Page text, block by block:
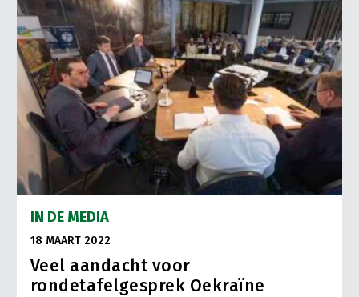
IN DE MEDIA
18 MAART 2022
Veel aandacht voor
rondetafelgesprek Oekraïne